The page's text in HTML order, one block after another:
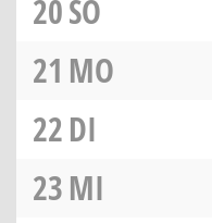
20SO
21 MO
22DI
23MI